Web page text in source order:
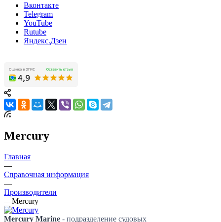
Вконтакте
Telegram
YouTube
Rutube
Яндекс.Дзен
Mercury
Главная
—
Справочная информация
—
Производители
—Mercury
Mercury Marine - подразделение судовых